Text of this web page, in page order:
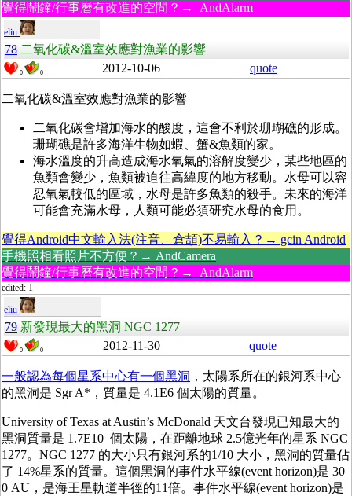
覺得鬧鐘/行事曆有改進的空間？→ AndAlarm
eliu
78 二氧化碳&溫室效應對漁業的影響
0 0 2012-10-06 quote
二氧化碳&溫室效應對漁業的影響
二氧化碳會增加海水的酸度，這會不利於珊瑚礁的形成。
珊瑚礁是許多海洋生物如蝦、蟹&魚類的家。
海水溫度的升高造成海水氧氣的溶解度變少，某些地區的
魚類會變少，魚類被迫往高緯度的地方移動。水母可以容
忍氧氣較低的區域，水母是許多魚類的殺手。未來的海洋
可能會充滿水母，人類可能必須研究水母的食用。
覺得Android中文輸入法(注音、倉頡)不易輸入？→ gcin Android
手機照相看照片不方便？→ AndCamera
覺得鬧鐘/行事曆有改進的空間？→ AndAlarm
edited: 1
eliu
79 新發現最大的黑洞 NGC 1277
0 0 2012-11-30 quote
一般認為每個星系中心有一個黑洞 ，太陽系所在的銀河系中心
的黑洞是 Sgr A*，質量是 4.1E6 個太陽的質量。
University of Texas at Austin’s McDonald 天文台發現已知最大的
黑洞質量是 1.7E10 個太陽，在距離地球 2.5億光年的星系 NGC
1277。NGC 1277 的大小只有銀河系的1/10 大小，黑洞的質量佔
了 14%星系的質量。這個黑洞的事件水平線(event horizon)是 30
0 AU，是海王星軌道半徑的11倍。事件水平線(event horizon)是